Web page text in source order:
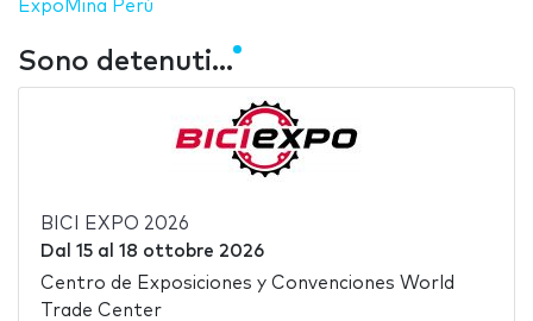
ExpoMina Perú
Sono detenuti...
BICI EXPO 2026
Dal 15al 18 ottobre 2026
Centro de Exposiciones y Convenciones World
Trade Center